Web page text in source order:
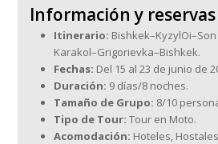
Información y reservas
Itinerario:
Karakol–Grigorievka–Bishkek.
Fechas: Del 15 al 23 de junio de
Duración: 9 días/8 noches.
Tamaño de Grupo: 8/10
Tipo de Tour: Tour en Moto.
Acomodación: Hoteles,